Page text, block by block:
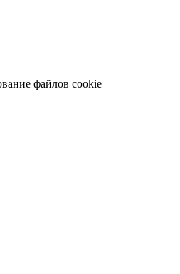
файлов cookie